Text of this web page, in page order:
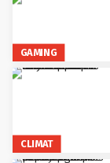
GAMING
CLIMAT